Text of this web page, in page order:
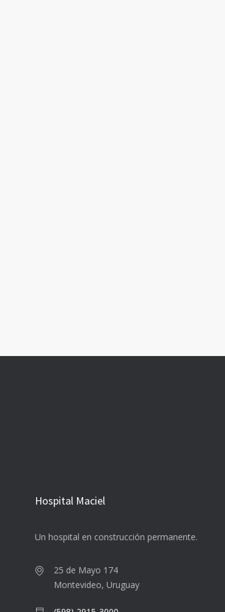
Hospital Maciel
Un hospital en construcción permanente.
25 de Mayo 174
Montevideo, Uruguay